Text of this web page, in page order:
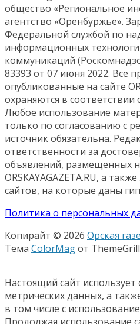
общество «Региональное
агентство «Оренбуржье».
Федеральной службой по
информационных
коммуникаций
83393 от 07 июня 2022. Все
опубликованные на сайте
охраняются в
Любое использование
только по согласованию с
источник обязательна.
ответственности за
объявлений, размещенных
ORSKAYAGAZETA.RU, а
сайтов, на которые даны
Политика о персональных
Копирайт © 2026 Орская
Тема ColorMagот
Настоящий сайт использует
метрических данных, а
в том числе с